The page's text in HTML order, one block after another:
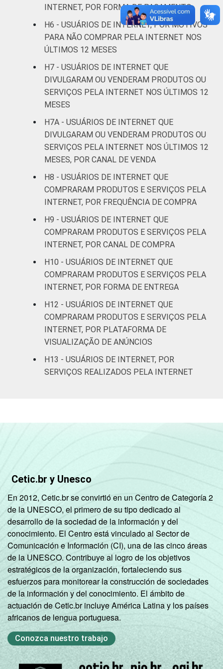
INSTRUÇÃO
Analfabeto/Educação
Infantil
3
Fundamental
Médio 46
FAIXA
ETÁRIA
De 10 a 15 anos
De 16 a 24 anos 55
De 25 a 34 anos
De 35 a 44 anos 49
De 45 a 59 anos
De 60 anos ou mais
RENDA
FAMILIAR
Até 1 SM 21
SM
Mais de 2 SM até 3
SM
Mais de 3 SM até 5
Não tem renda
Não respondeu
CLASSE
SOCIAL
A
B
CONDIÇÃO
DE
ATIVIDADE
Na força de trabalho 48
Fora da força de
INTERNET, POR FORMA DE PAGAMENTO
H6 - USUÁRIOS DE INTERNET, POR MOTIVOS
PARA NÃO COMPRAR PELA INTERNET NOS
ÚLTIMOS 12 MESES
H7 - USUÁRIOS DE INTERNET QUE
DIVULGARAM OU VENDERAM PRODUTOS OU
SERVIÇOS PELA INTERNET NOS ÚLTIMOS 12
MESES
H7A - USUÁRIOS DE INTERNET QUE
DIVULGARAM OU VENDERAM PRODUTOS OU
SERVIÇOS PELA INTERNET NOS ÚLTIMOS 12
MESES, POR CANAL DE VENDA
H8 - USUÁRIOS DE INTERNET QUE
COMPRARAM PRODUTOS E SERVIÇOS PELA
INTERNET, POR FREQUÊNCIA DE COMPRA
H9 - USUÁRIOS DE INTERNET QUE
COMPRARAM PRODUTOS E SERVIÇOS PELA
INTERNET, POR CANAL DE COMPRA
H10 - USUÁRIOS DE INTERNET QUE
COMPRARAM PRODUTOS E SERVIÇOS PELA
INTERNET, POR FORMA DE ENTREGA
H12 - USUÁRIOS DE INTERNET QUE
COMPRARAM PRODUTOS E SERVIÇOS PELA
INTERNET, POR PLATAFORMA DE
VISUALIZAÇÃO DE ANÚNCIOS
H13 - USUÁRIOS DE INTERNET, POR
SERVIÇOS REALIZADOS PELA INTERNET
Cetic.br y Unesco
En 2012, Cetic.br se convirtió en un Centro de Categoría 2
de la UNESCO, el primero de su tipo dedicado al
desarrollo de la sociedad de la información y del
conocimiento. El Centro está vinculado al Sector de
Comunicación e Información (CI), una de las cinco áreas
de la UNESCO. Contribuye al logro de los objetivos
estratégicos de la organización, fortaleciendo sus
esfuerzos para monitorear la construcción de sociedades
de la información y del conocimiento. El ámbito de
actuación de Cetic.br incluye América Latina y los países
africanos de lengua portuguesa.
Conozca nuestro trabajo